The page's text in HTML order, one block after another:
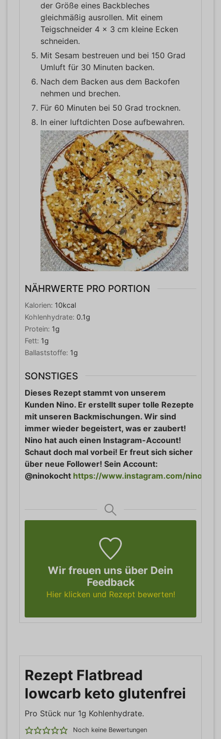
der Größe eines Backbleches
gleichmäßig ausrollen. Mit einem
Teigschneider 4 x 3 cm kleine Ecken
schneiden.
Mit Sesam bestreuen und bei 150 Grad
Umluft für 30 Minuten backen.
Nach dem Backen aus dem Backofen
nehmen und brechen.
Für 60 Minuten bei 50 Grad trocknen.
In einer luftdichten Dose aufbewahren.
NÄHRWERTE PRO PORTION
Kalorien: 10kcal
Kohlenhydrate: 0.1g
Protein: 1g
Fett: 1g
Ballaststoffe: 1g
SONSTIGES
Dieses Rezept stammt von unserem
Kunden Nino. Er erstellt super tolle Rezepte
mit unseren Backmischungen. Wir sind
immer wieder begeistert, was er zaubert!
Nino hat auch einen Instagram-Account!
Schaut doch mal vorbei! Er freut sich sicher
über neue Follower! Sein Account:
@ninokocht https://www.instagram.com/
Wir freuen uns über Dein
Feedback
Hier klicken und Rezept bewerten!
Rezept Flatbread
lowcarb keto glutenfrei
Pro Stück nur 1g Kohlenhydrate.
Noch keine Bewertungen